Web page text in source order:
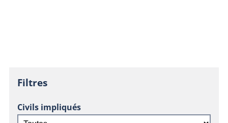
Filtres
Civils impliqués